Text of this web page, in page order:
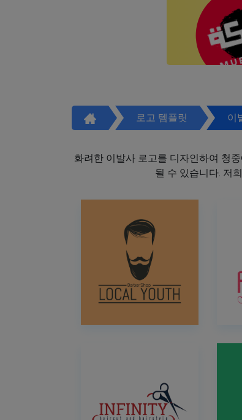
로고 템플릿 이
화려한 이발사 로고를 디자인하여 청
될 수 있습니다. 저